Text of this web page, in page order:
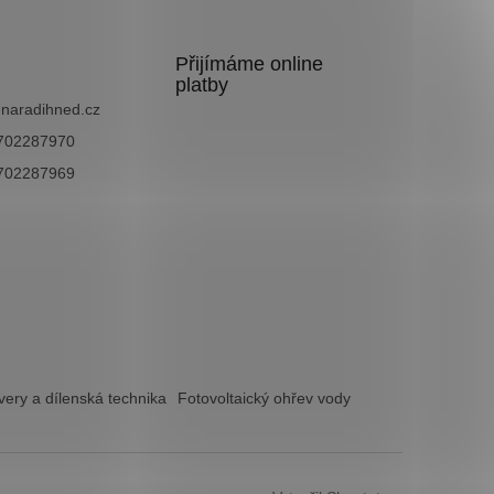
naradihned.cz
Přijímáme online
platby
a dílenská technika Fotovoltaický ohřev vody